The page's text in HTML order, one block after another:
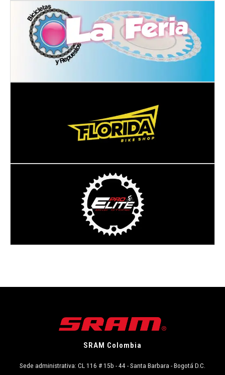
Dirección:
Cra. 18 #3030
ARMENIA- QUINDÍO
Terrazas de la Florida, Cra. 1 #71 - 301
Local 2
MANIZALES- CALDAS
Av. 30 de Agosto #34-38 local 08
PEREIRA- RISARALDA
SRAM Colombia
Sede administrativa: CL 116 # 15b - 44 - Santa Barbara - Bogotá D.C.